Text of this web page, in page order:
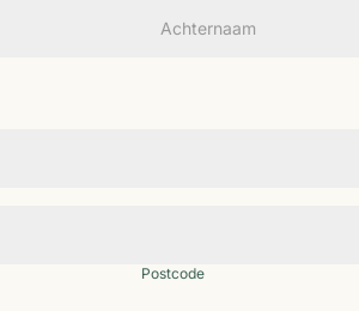
Postcode